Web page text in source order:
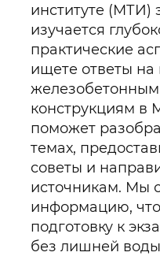
институте (МТИ)
изучается
практические
ищете ответы
конструкциям в
поможет
темах,
советы и
источникам. Мы
информацию,
подготовку к
без лишней